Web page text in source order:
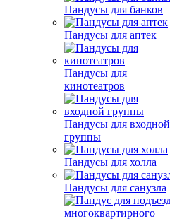
Пандусы для банков
Пандусы для аптек
Пандусы для
кинотеатров
Пандусы для входной
группы
Пандусы для холла
Пандусы для санузла